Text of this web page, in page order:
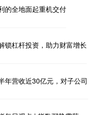
的全地面起重机交付
锁杠杆投资，助力财富增长
年营收近30亿元，对子公司